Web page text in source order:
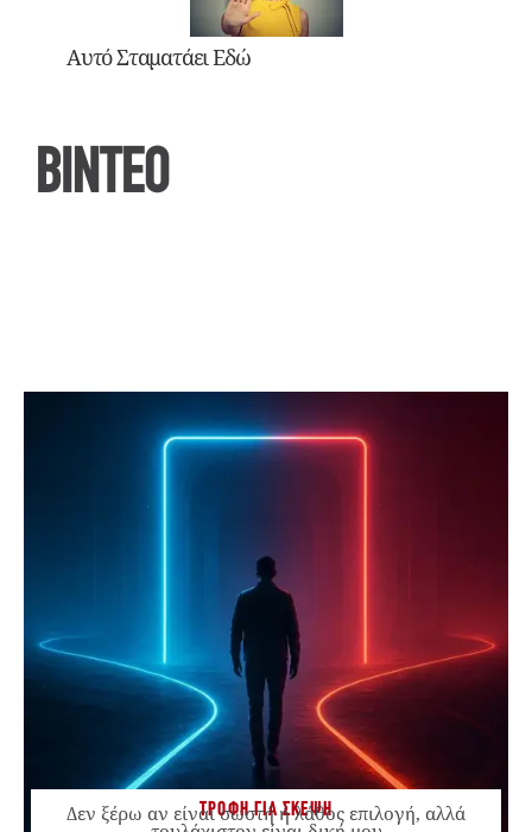
Αυτό Σταματάει Εδώ
ΒΙΝΤΕΟ
ΤΡΟΦΗ ΓΙΑ ΣΚΕΨΗ
Δεν ξέρω αν είναι σωστή ή λάθος επιλογή, αλλά